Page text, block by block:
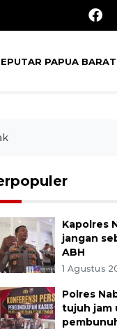
PAPUA
Kapolres
jangan
ABH
1 Agustus
Polres
tujuh jam